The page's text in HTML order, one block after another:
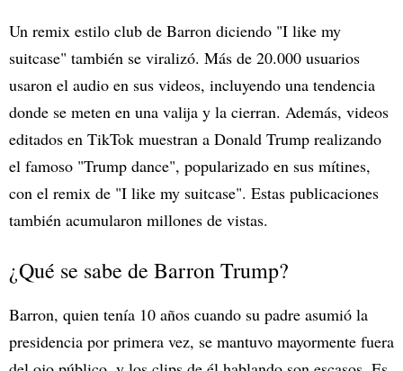
Un remix estilo club de Barron diciendo "I like my
suitcase" también se viralizó. Más de 20.000 usuarios
usaron el audio en sus videos, incluyendo una tendencia
donde se meten en una valija y la cierran. Además, videos
editados en TikTok muestran a Donald Trump realizando
el famoso "Trump dance", popularizado en sus mítines,
con el remix de "I like my suitcase". Estas publicaciones
también acumularon millones de vistas.
¿Qué se sabe de Barron Trump?
Barron, quien tenía 10 años cuando su padre asumió la
presidencia por primera vez, se mantuvo mayormente fuera